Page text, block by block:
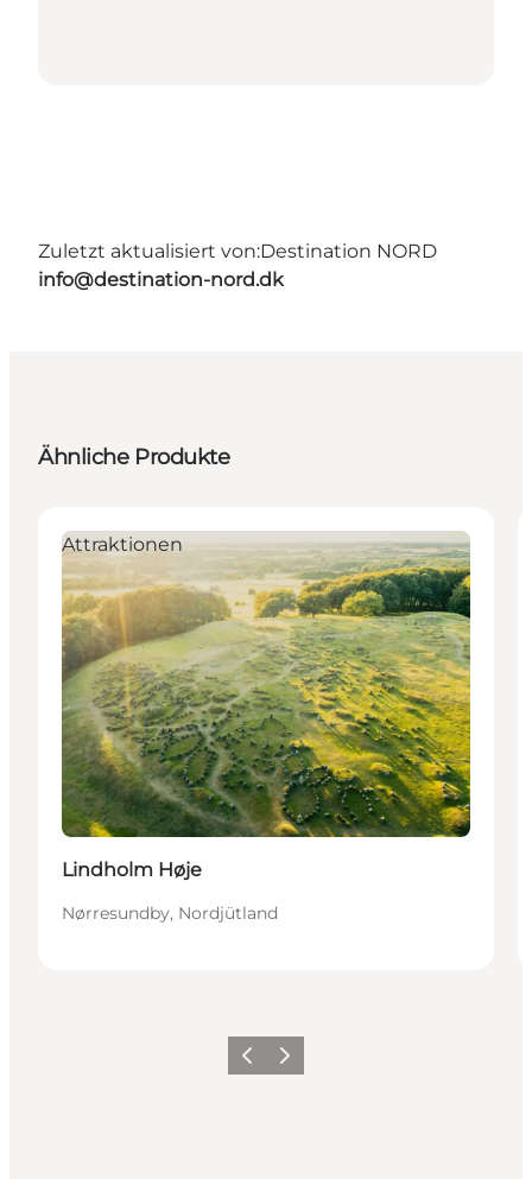
Zuletzt aktualisiert von:Destination NORD
info@destination-nord.dk
Ähnliche Produkte
Attraktionen
Lindholm Høje
Nørresundby, Nordjütland
ZurückWeiter